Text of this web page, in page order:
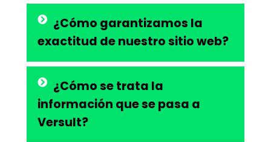
¿Cómo garantizamos la
exactitud de nuestro sitio web?
¿Cómo se trata la
información que se pasa a
Versult?